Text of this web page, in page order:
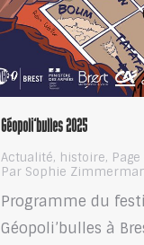
Géopoli’bulles 2025
Actualité, histoire,
Par Sophie
Programme du
Géopoli’bulles à